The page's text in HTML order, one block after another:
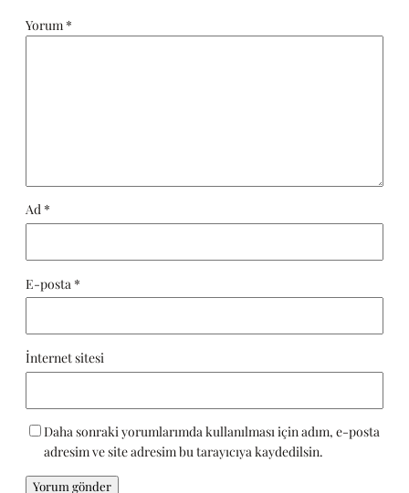
Yorum *
Ad *
E-posta *
İnternet sitesi
Daha sonraki yorumlarımda kullanılması için adım, e-posta
adresim ve site adresim bu tarayıcıya kaydedilsin.